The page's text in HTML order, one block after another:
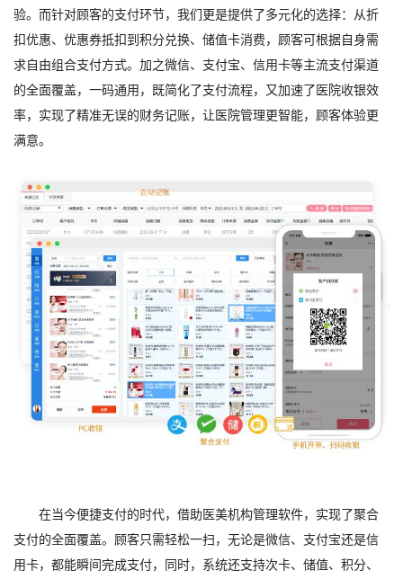
验。而针对顾客的支付环节，我们更是提供了多元化的选择：从折
扣优惠、优惠券抵扣到积分兑换、储值卡消费，顾客可根据自身需
求自由组合支付方式。加之微信、支付宝、信用卡等主流支付渠道
的全面覆盖，一码通用，既简化了支付流程，又加速了医院收银效
率，实现了精准无误的财务记账，让医院管理更智能，顾客体验更
满意。
在当今便捷支付的时代，借助医美机构管理软件，实现了聚合
支付的全面覆盖。顾客只需轻松一扫，无论是微信、支付宝还是信
用卡，都能瞬间完成支付，同时，系统还支持次卡、储值、积分、